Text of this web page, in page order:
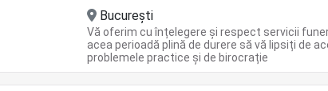
București
Vă oferim cu înțelegere și respect servicii
acea perioadă plină de durere să vă lipsiți de
problemele practice și de birocrație